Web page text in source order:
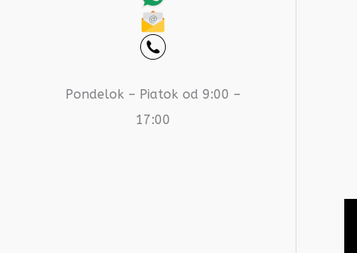
Pondelok – Piatok od 9:00 –
17:00